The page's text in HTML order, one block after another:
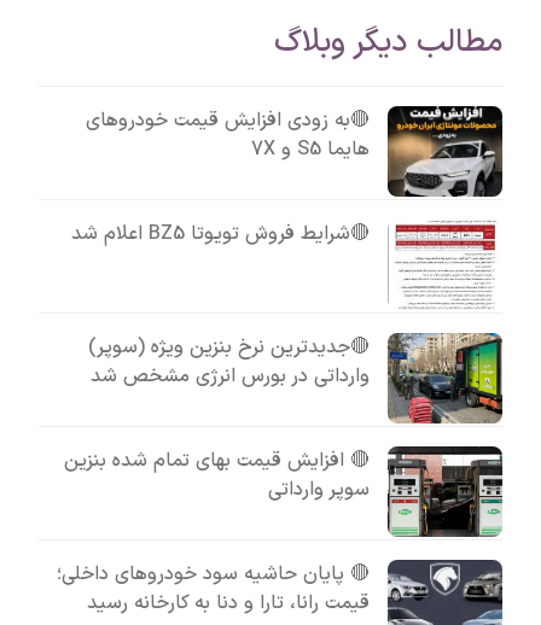
مطالب دیگر وبلاگ
🔴به زودی افزایش قیمت خودروهای
هایما S5 و 7X
🔴شرایط فروش تویوتا BZ5 اعلام شد
🔴جدیدترین نرخ بنزین ویژه (سوپر)
وارداتی در بورس انرژی مشخص شد
🔴 افزایش قیمت بهای تمام شده بنزین
سوپر وارداتی
🔴 پایان حاشیه سود خودروهای داخلی؛
قیمت رانا، تارا و دنا به کارخانه رسید